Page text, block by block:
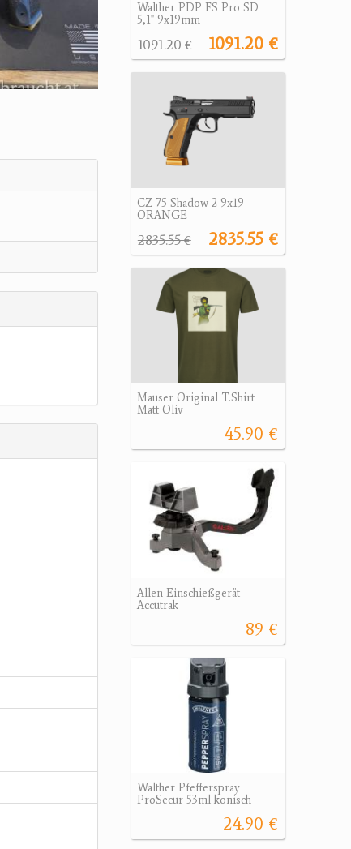
Walther PDP FS Pro SD
5,1" 9x19mm
1091.20 €
1091.20 €
CZ 75 Shadow 2 9x19
ORANGE
2835.55 €
2835.55 €
Mauser Original T.Shirt
Matt Oliv
45.90 €
Allen Einschießgerät
Accutrak
89 €
Walther Pfefferspray
ProSecur 53ml konisch
24.90 €